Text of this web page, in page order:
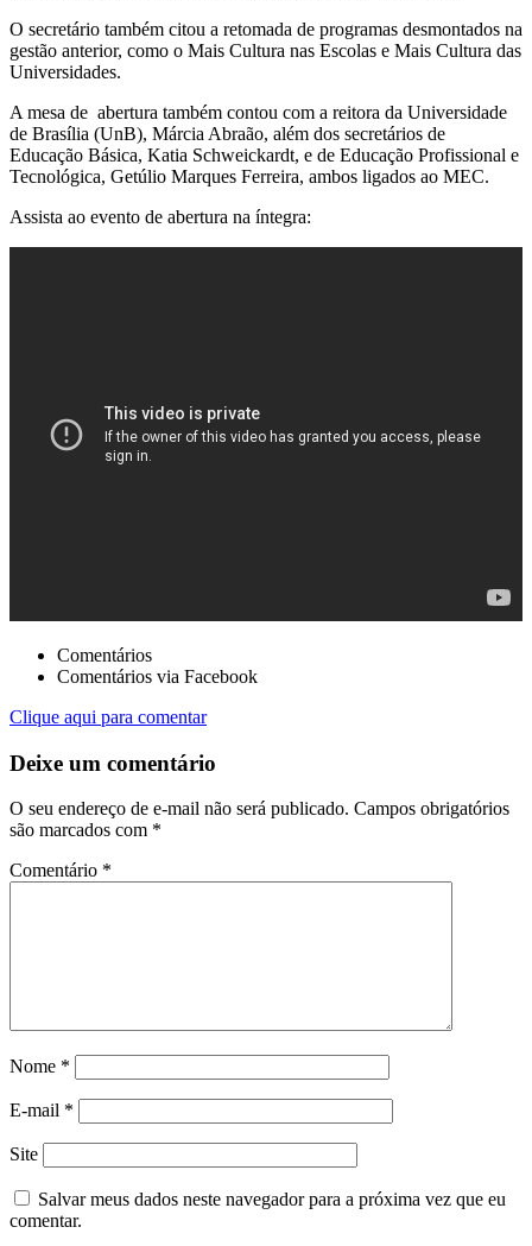
O secretário também citou a retomada de programas desmontados na
gestão anterior, como o Mais Cultura nas Escolas e Mais Cultura das
Universidades.
A mesa de abertura também contou com a reitora da Universidade
de Brasília (UnB), Márcia Abraão, além dos secretários de
Educação Básica, Katia Schweickardt, e de Educação Profissional e
Tecnológica, Getúlio Marques Ferreira, ambos ligados ao MEC.
Assista ao evento de abertura na íntegra:
Comentários
Comentários via Facebook
Clique aqui para comentar
Deixe um comentário
O seu endereço de e-mail não será publicado. Campos obrigatórios
são marcados com *
Comentário *
Nome *
E-mail *
Site
Salvar meus dados neste navegador para a próxima vez que eu
comentar.